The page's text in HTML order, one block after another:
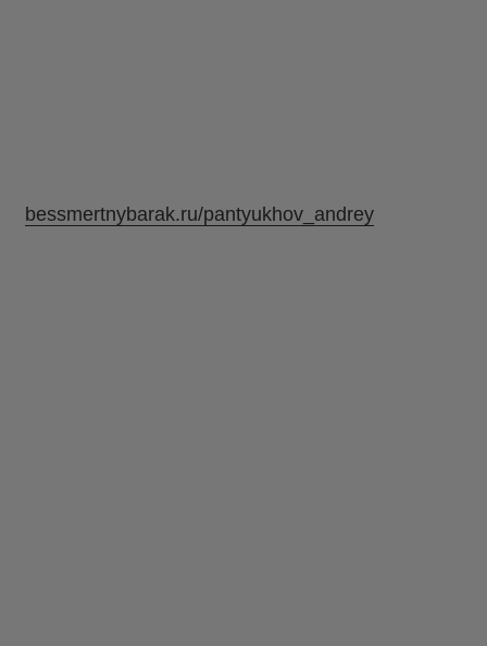
bessmertnybarak.ru/pantyukhov_andrey